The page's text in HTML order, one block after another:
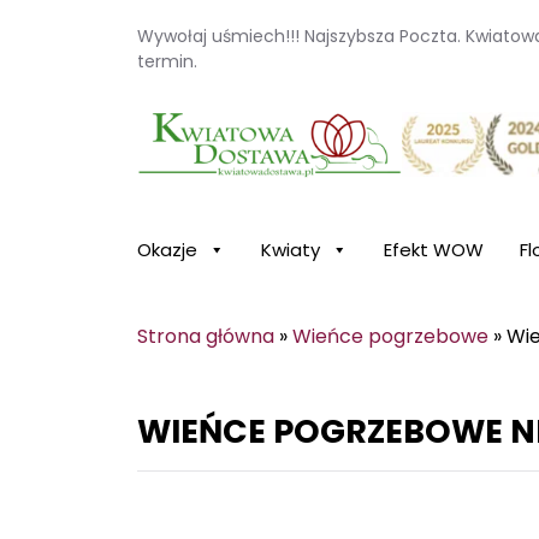
Wywołaj uśmiech!!! Najszybsza Poczta.
termin.
Kwiaciarnia internetowa Kwiatowa
Okazje Kwiaty Efekt WOW
Strona główna »Wieńce pogrzebowe »
WIEŃCE POGRZEBOWE